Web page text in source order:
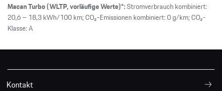
Macan Turbo (WLTP, vorläufige Werte)*:Stromverbrauch kombiniert:
20,6 – 18,3 kWh/100 km; CO₂-Emissionen kombiniert: 0 g/km; CO₂-
Klasse: A
Kontakt